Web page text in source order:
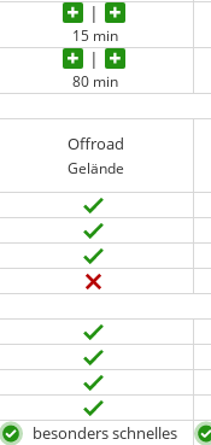
15 min
80 min
Offroad
Gelände
besonders schnelles